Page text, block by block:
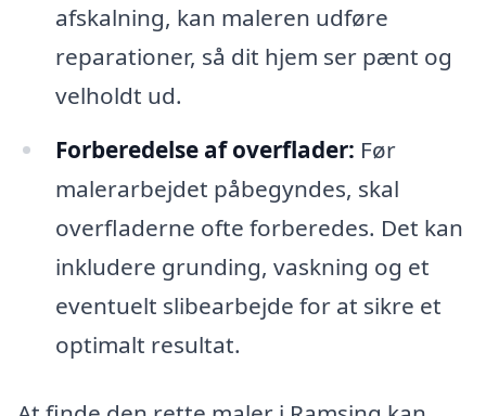
afskalning, kan maleren udføre
reparationer, så dit hjem ser pænt og
velholdt ud.
Forberedelse af overflader: Før
malerarbejdet påbegyndes, skal
overfladerne ofte forberedes. Det kan
inkludere grunding, vaskning og et
eventuelt slibearbejde for at sikre et
optimalt resultat.